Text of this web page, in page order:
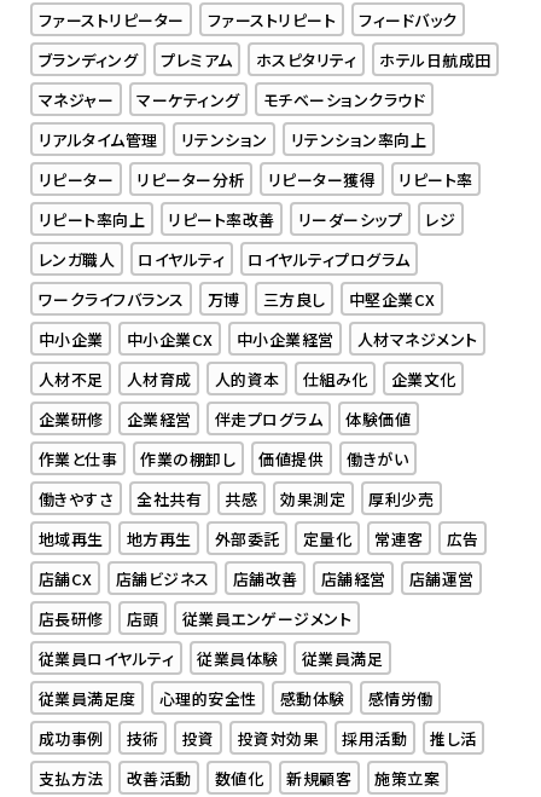
ファーストリピーター
ファーストリピート
フィードバック
ブランディング
プレミアム ホスピタリティ
ホテル日航成田
マネジャー
マーケティング
モチベーションクラウド
リアルタイム管理
リテンション
リテンション率向上
リピーター
リピーター分析 リピーター獲得
リピート率
リピート率向上
リピート率改善 リーダーシップ
レジ
レンガ職人
ロイヤルティ
ロイヤルティプログラム
ワークライフバランス
万博 三方良し
中堅企業CX
中小企業
中小企業CX 中小企業経営
人材マネジメント
人材不足
人材育成 人的資本 仕組み化
企業文化
企業研修
企業経営 伴走プログラム
体験価値
作業と仕事
作業の棚卸し 価値提供
働きがい
働きやすさ
全社共有 共感 効果測定
厚利少売
地域再生
地方再生 外部委託 定量化 常連客
広告
店舗CX
店舗ビジネス 店舗改善 店舗経営
店舗運営
店長研修
店頭
従業員エンゲージメント
従業員ロイヤルティ
従業員体験
従業員満足
従業員満足度
心理的安全性 感動体験
感情労働
成功事例
技術 投資 投資対効果 採用活動
推し活
支払方法
改善活動 数値化 新規顧客
施策立案